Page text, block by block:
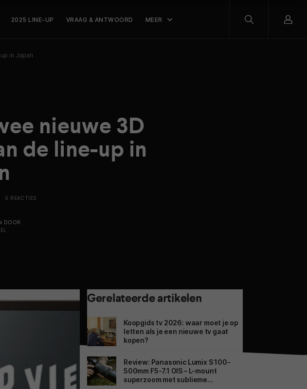
2025 LINE-UP VRAAG & ANTWOORD MEER
in Japan
nieuwe 3D
de line-up in
0 REACTIES
DOOR
Gerelateerde artikelen
Koopgids tv 2026: waar moet je op
letten als je een nieuwe tv gaat
kopen?
Review: Panasonic Lumix S 100-
500mm F5-7.1 OIS – L-mount
superzoom met sublieme